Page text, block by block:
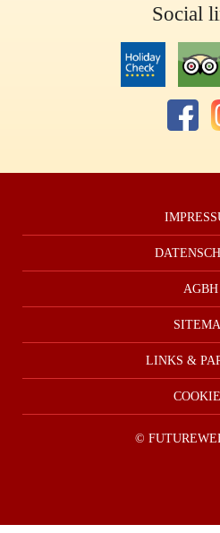
Social
AGBH
LINKS &
©